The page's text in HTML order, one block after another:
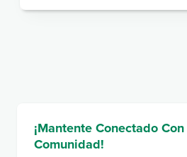
¡Mantente Conectado
Comunidad!